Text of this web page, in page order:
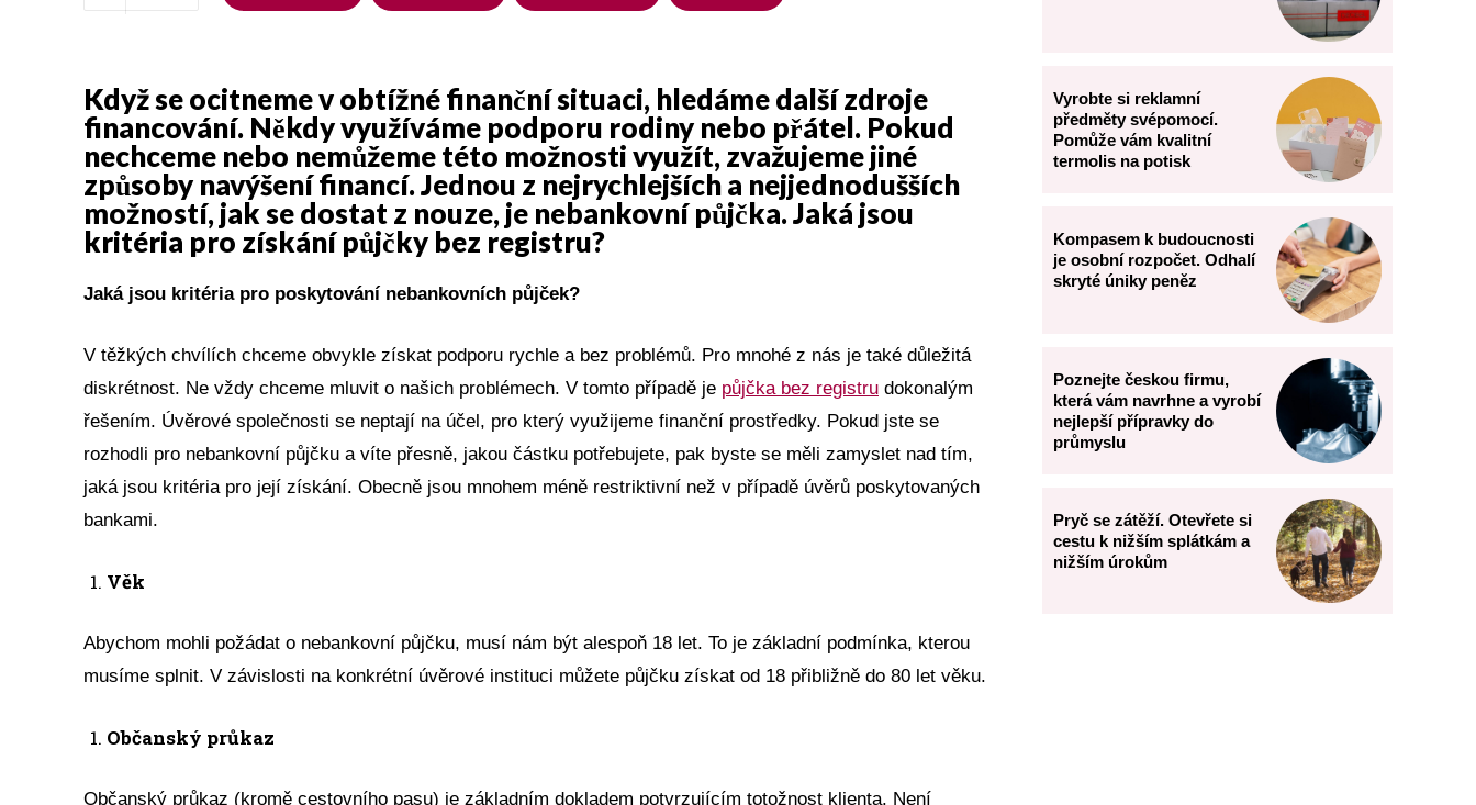
Když se ocitneme v obtížné finanční situaci, hledáme další zdroje
financování. Někdy využíváme podporu rodiny nebo přátel. Pokud
nechceme nebo nemůžeme této možnosti využít, zvažujeme jiné
způsoby navýšení financí. Jednou z nejrychlejších a nejjednodušších
možností, jak se dostat z nouze, je nebankovní půjčka. Jaká jsou
kritéria pro získání půjčky bez registru?
Jaká jsou kritéria pro poskytování nebankovních půjček?
V těžkých chvílích chceme obvykle získat podporu rychle a bez problémů. Pro mnohé z nás je také důležitá
diskrétnost. Ne vždy chceme mluvit o našich problémech. V tomto případě je půjčka bez registru dokonalým
řešením. Úvěrové společnosti se neptají na účel, pro který využijeme finanční prostředky. Pokud jste se
rozhodli pro nebankovní půjčku a víte přesně, jakou částku potřebujete, pak byste se měli zamyslet nad tím,
jaká jsou kritéria pro její získání. Obecně jsou mnohem méně restriktivní než v případě úvěrů poskytovaných
bankami.
Věk
Abychom mohli požádat o nebankovní půjčku, musí nám být alespoň 18 let. To je základní podmínka, kterou
musíme splnit. V závislosti na konkrétní úvěrové instituci můžete půjčku získat od 18 přibližně do 80 let věku.
Občanský průkaz
Občanský průkaz (kromě cestovního pasu) je základním dokladem potvrzujícím totožnost klienta. Není
Vyrobte si reklamní
předměty svépomocí.
Pomůže vám kvalitní
termolis na potisk
Kompasem k budoucnosti
je osobní rozpočet. Odhalí
skryté úniky peněz
Poznejte českou firmu,
která vám navrhne a vyrobí
nejlepší přípravky do
průmyslu
Pryč se zátěží. Otevřete si
cestu k nižším splátkám a
nižším úrokům